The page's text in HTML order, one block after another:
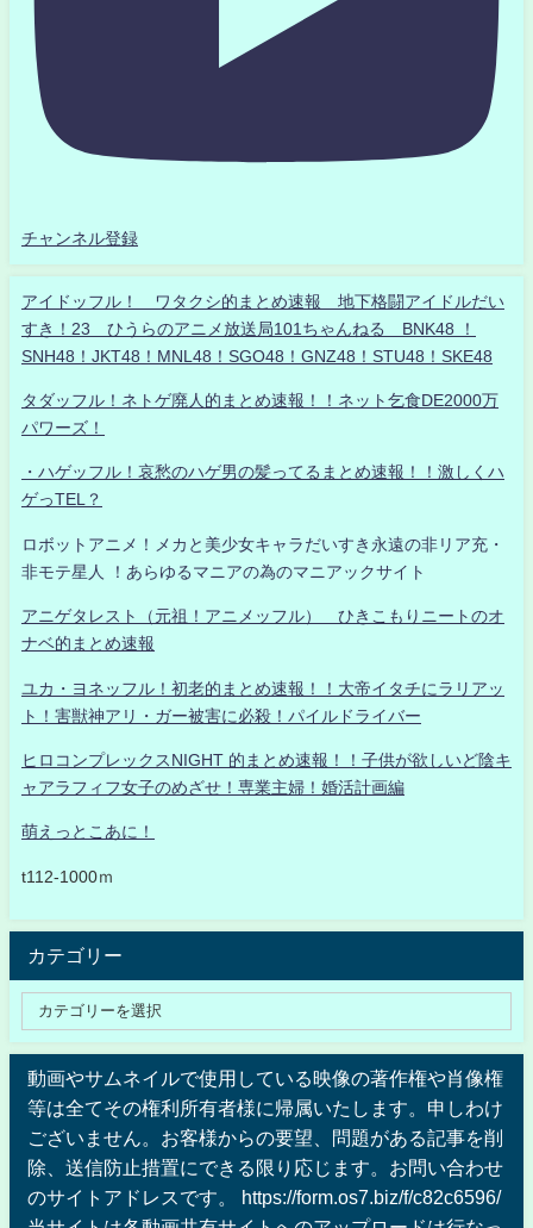
チャンネル登録
アイドッフル！ ワタクシ的まとめ速報 地下格闘アイドルだい
すき！23 ひうらのアニメ放送局101ちゃんねる BNK48 ！
SNH48！JKT48！MNL48！SGO48！GNZ48！STU48！SKE48
タダッフル！ネトゲ廃人的まとめ速報！！ネット乞食DE2000万
パワーズ！
・ハゲッフル！哀愁のハゲ男の髪ってるまとめ速報！！激しくハ
ゲっTEL？
ロボットアニメ！メカと美少女キャラだいすき永遠の非リア充・
非モテ星人 ！あらゆるマニアの為のマニアックサイト
アニゲタレスト（元祖！アニメッフル） ひきこもりニートのオ
ナベ的まとめ速報
ユカ・ヨネッフル！初老的まとめ速報！！大帝イタチにラリアッ
ト！害獣神アリ・ガー被害に必殺！パイルドライバー
ヒロコンプレックスNIGHT 的まとめ速報！！子供が欲しいど陰キ
ャアラフィフ女子のめざせ！専業主婦！婚活計画編
萌えっとこあに！
t112-1000ｍ
カテゴリー
動画やサムネイルで使用している映像の著作権や肖像権
等は全てその権利所有者様に帰属いたします。申しわけ
ございません。お客様からの要望、問題がある記事を削
除、送信防止措置にできる限り応じます。お問い合わせ
のサイトアドレスです。 https://form.os7.biz/f/c82c6596/